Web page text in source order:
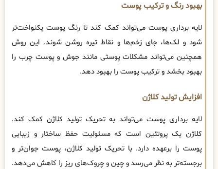
بهبود رنگ و ترکیب پوست
لایه برداری پوست می‌تواند کمک کند تا رنگ پوست یکنواخت‌تر
شود و لک‌ها، جای زخم‌ها و نقاط تیره روشن شوند. این روش
همچنین می‌تواند مشکلات پوستی مانند جوش و پوست چرب را
بهبود بخشد و ترکیب پوست را بهبود دهد.
افزایش تولید کلاژن
لایه برداری پوست می‌تواند به تحریک تولید کلاژن کمک کند.
کلاژن یک پروتئین است که مسئولیت حفظ ساختار و زیبایی
پوست را برعهده دارد. با تحریک تولید کلاژن، پوست جوان‌تر و
برجسته‌تر به نظر می‌رسد و چین و چروک‌های ریز را کاهش می‌دهد.